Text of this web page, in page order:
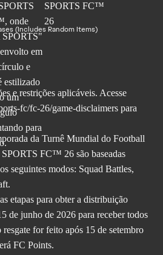
(Includes Random Items)
e restrições aplicáveis. Acesse
fc/fc-26/game-disclaimers para
da Turnê Mundial do Football
FC™ 26 são baseadas
seguintes modos: Squad Battles,
etapas para obter a distribuição
de junho de 2026 para receber todos
for feito após 15 de setembro
FC Points.